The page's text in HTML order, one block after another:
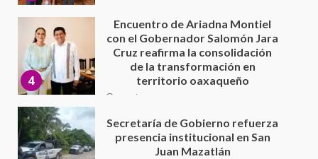
5
Secretaría de Gobierno refuerza
presencia institucional en San
Juan Mazatlán
20 julio 2026
Sanciona Municipio de Oaxaca
de Juárez caso de maltrato
animal tras denuncia ciudadana